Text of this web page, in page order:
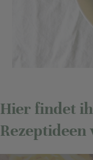
Hier findet
Rezeptideen